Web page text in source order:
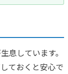
息しています。
ておくと安心で